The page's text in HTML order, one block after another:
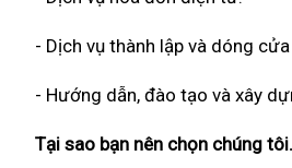
- Dịch vụ thành lập và dóng
- Hướng dẫn, đào tạo và xây
Tại sao bạn nên chọn chúng tôi.